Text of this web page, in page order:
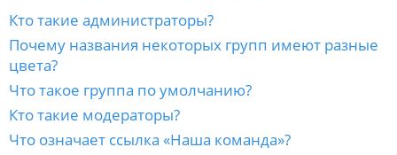
Кто такие администраторы?
Почему названия некоторых групп имеют разные
цвета?
Что такое группа по умолчанию?
Кто такие модераторы?
Что означает ссылка «Наша команда»?